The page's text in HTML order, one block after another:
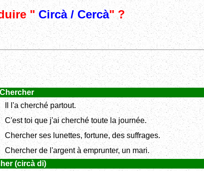
"Circà / Cercà" ?
Chercher
Il l'a cherché partout.
C'est toi que j'ai cherché toute la journée.
Chercher ses lunettes, fortune, des suffrages.
Chercher de l'argent à emprunter, un mari.
(circà di)